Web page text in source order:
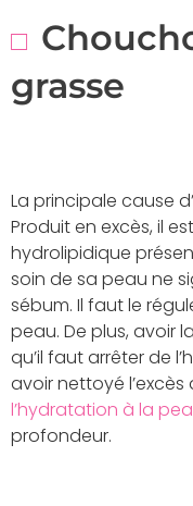
grasse
La principale cause
Produit en excès, il
hydrolipidique
soin de sa peau ne
sébum. Il faut le
peau. De plus, avoir
qu’il faut arrêter de
avoir nettoyé
l’hydratation à la
profondeur.